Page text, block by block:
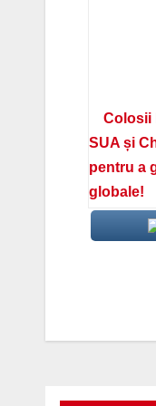
Colosii
SUA și
pentru a
globale!